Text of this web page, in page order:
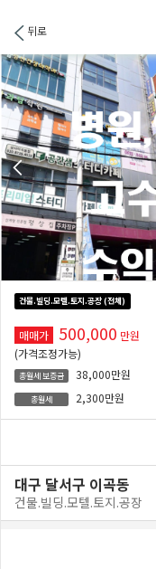
뒤로
건물.빌딩.모텔.토지.공장 (전체)
매매가 500,000 만원
(가격조정가능)
총월세 보증금 38,000만원
총월세 2,300만원
대구 달서구 이곡동
건물.빌딩.모텔.토지.공장